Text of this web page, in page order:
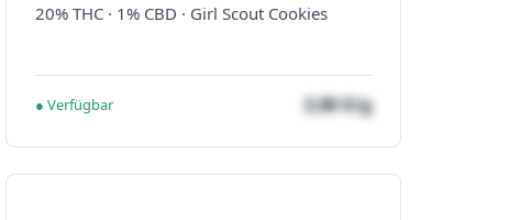
20% THC · 1% CBD · Girl Scout Cookies
● Verfügbar 3,80 €/g